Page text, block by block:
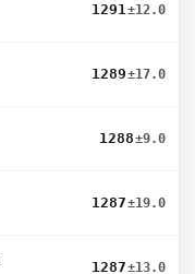
1291±12.0
1289±17.0
1288±9.0
1287±19.0
1287±13.0